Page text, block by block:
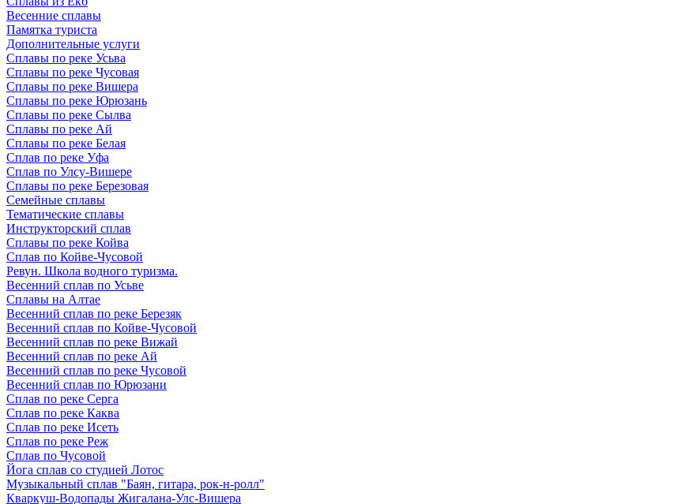
Весенние сплавы
Памятка туриста
Дополнительные услуги
Сплавы по реке Усьва
Сплавы по реке Чусовая
Сплавы по реке Вишера
Сплавы по реке Юрюзань
Сплавы по реке Сылва
Сплавы по реке Ай
Сплавы по реке Белая
Сплав по реке Уфа
Сплав по Улсу-Вишере
Сплавы по реке Березовая
Семейные сплавы
Тематические сплавы
Инструкторский сплав
Сплавы по реке Койва
Сплав по Койве-Чусовой
Ревун. Школа водного туризма.
Весенний сплав по Усьве
Сплавы на Алтае
Весенний сплав по реке Березяк
Весенний сплав по Койве-Чусовой
Весенний сплав по реке Вижай
Весенний сплав по реке Ай
Весенний сплав по реке Чусовой
Весенний сплав по Юрюзани
Сплав по реке Серга
Сплав по реке Каква
Сплав по реке Исеть
Сплав по реке Реж
Сплав по Чусовой
Йога сплав со студией Лотос
Музыкальный сплав "Баян, гитара, рок-н-ролл"
Кваркуш-Водопады Жигалана-Улс-Вишера